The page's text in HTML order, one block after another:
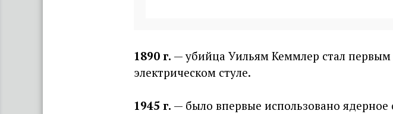
1890 г. — убийца Уильям Кеммлер стал
электрическом стуле.
1945 г. — было впервые использовано